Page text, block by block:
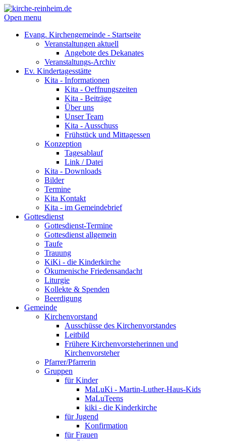
Open menu
Evang. Kirchengemeinde - Startseite
Veranstaltungen aktuell
Angebote des Dekanates
Veranstaltungs-Archiv
Ev. Kindertagesstätte
Kita - Informationen
Kita - Oeffnungszeiten
Kita - Beiträge
Über uns
Unser Team
Kita - Ausschuss
Frühstück und Mittagessen
Konzeption
Tagesablauf
Link / Datei
Kita - Downloads
Bilder
Termine
Kita Kontakt
Kita - im Gemeindebrief
Gottesdienst
Gottesdienst-Termine
Gottesdienst allgemein
Taufe
Trauung
KiKi - die Kinderkirche
Ökumenische Friedensandacht
Liturgie
Kollekte & Spenden
Beerdigung
Gemeinde
Kirchenvorstand
Ausschüsse des Kirchenvorstandes
Leitbild
Frühere Kirchenvorsteherinnen und
Kirchenvorsteher
Pfarrer/Pfarrerin
Gruppen
für Kinder
MaLuKi - Martin-Luther-Haus-Kids
MaLuTeens
kiki - die Kinderkirche
für Jugend
Konfirmation
für Frauen